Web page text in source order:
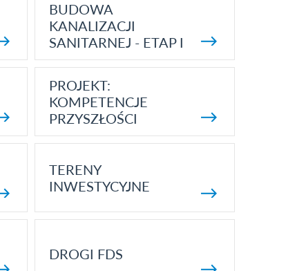
BUDOWA
KANALIZACJI
SANITARNEJ - ETAP I
PROJEKT:
KOMPETENCJE
PRZYSZŁOŚCI
TERENY
INWESTYCYJNE
DROGI FDS